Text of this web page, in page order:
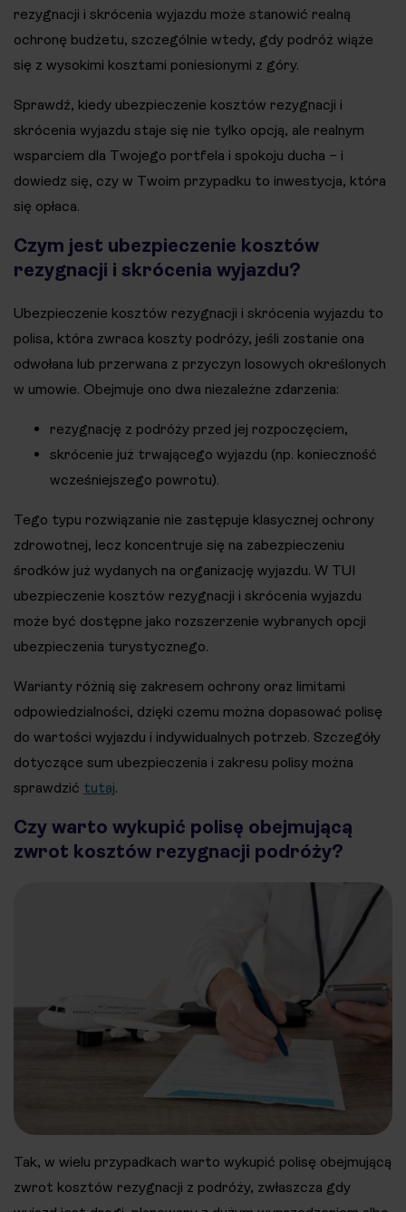
rezygnacji i skrócenia wyjazdu może stanowić realną
ochronę budżetu, szczególnie wtedy, gdy podróż wiąże
się z wysokimi kosztami poniesionymi z góry.
Sprawdź, kiedy ubezpieczenie kosztów rezygnacji i
skrócenia wyjazdu staje się nie tylko opcją, ale realnym
wsparciem dla Twojego portfela i spokoju ducha – i
dowiedz się, czy w Twoim przypadku to inwestycja, która
się opłaca.
Czym jest ubezpieczenie kosztów
rezygnacji i skrócenia wyjazdu?
Ubezpieczenie kosztów rezygnacji i skrócenia wyjazdu to
polisa, która zwraca koszty podróży, jeśli zostanie ona
odwołana lub przerwana z przyczyn losowych określonych
w umowie. Obejmuje ono dwa niezależne zdarzenia:
rezygnację z podróży przed jej rozpoczęciem,
skrócenie już trwającego wyjazdu (np. konieczność
wcześniejszego powrotu).
Tego typu rozwiązanie nie zastępuje klasycznej ochrony
zdrowotnej, lecz koncentruje się na zabezpieczeniu
środków już wydanych na organizację wyjazdu. W TUI
ubezpieczenie kosztów rezygnacji i skrócenia wyjazdu
może być dostępne jako rozszerzenie wybranych opcji
ubezpieczenia turystycznego.
Warianty różnią się zakresem ochrony oraz limitami
odpowiedzialności, dzięki czemu można dopasować polisę
do wartości wyjazdu i indywidualnych potrzeb. Szczegóły
dotyczące sum ubezpieczenia i zakresu polisy można
sprawdzić tutaj.
Czy warto wykupić polisę obejmującą
zwrot kosztów rezygnacji podróży?
Tak, w wielu przypadkach warto wykupić polisę obejmującą
zwrot kosztów rezygnacji z podróży, zwłaszcza gdy